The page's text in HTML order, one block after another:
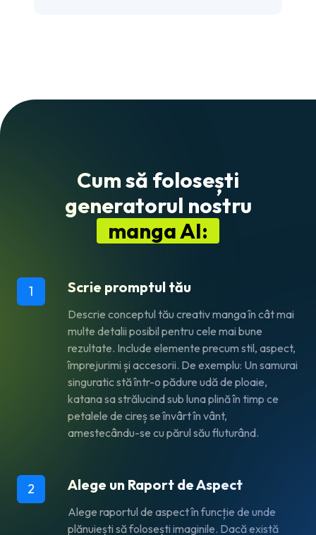
Cum să folosești
generatorul nostru
manga AI:
1 Scrie promptul tău
Descrie conceptul tău creativ manga în cât mai
multe detalii posibil pentru cele mai bune
rezultate. Include elemente precum stil, aspect,
împrejurimi și accesorii. De exemplu: Un samurai
singuratic stă într-o pădure udă de ploaie,
katana sa strălucind sub luna plină în timp ce
petalele de cireș se învârt în vânt,
amestecându-se cu părul său fluturând.
2 Alege un Raport de Aspect
Alege raportul de aspect în funcție de unde
plănuiești să folosești imaginile. Dacă există